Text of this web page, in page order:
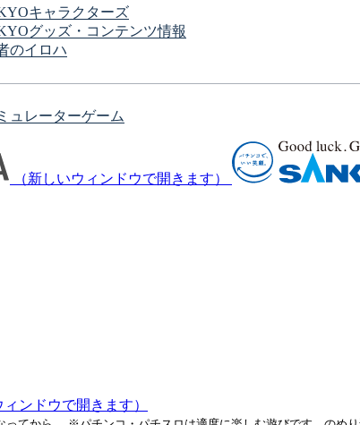
キャラクターズ
グッズ・コンテンツ情報
のイロハ
ュレーターゲーム
（新しいウィンドウで開きます）
ィンドウで開きます）